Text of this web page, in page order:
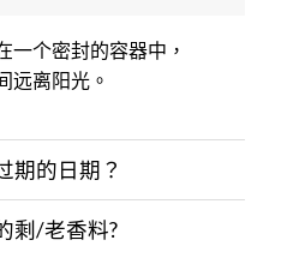
一个密封的容器中，
远离阳光。
期的日期？
剩/老香料?